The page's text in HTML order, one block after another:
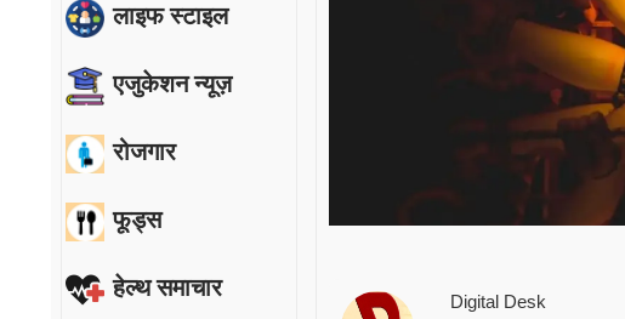
लाइफ स्टाइल
एजुकेशन न्यूज़
रोजगार
फूड्स
हेल्थ समाचार Digital Desk